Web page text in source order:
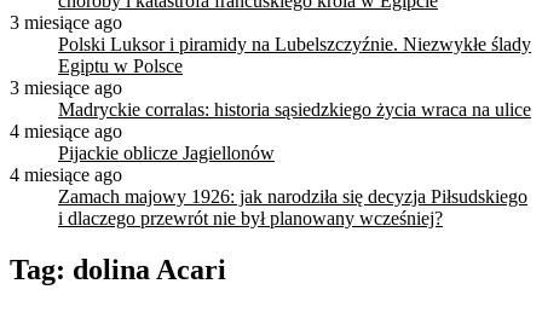
3 miesiące ago
Polski Luksor i piramidy na Lubelszczyźnie. Niezwykłe ślady
Egiptu w Polsce
3 miesiące ago
Madryckie corralas: historia sąsiedzkiego życia wraca na ulice
4 miesiące ago
Pijackie oblicze Jagiellonów
4 miesiące ago
Zamach majowy 1926: jak narodziła się decyzja Piłsudskiego
i dlaczego przewrót nie był planowany wcześniej?
Tag: dolina Acari